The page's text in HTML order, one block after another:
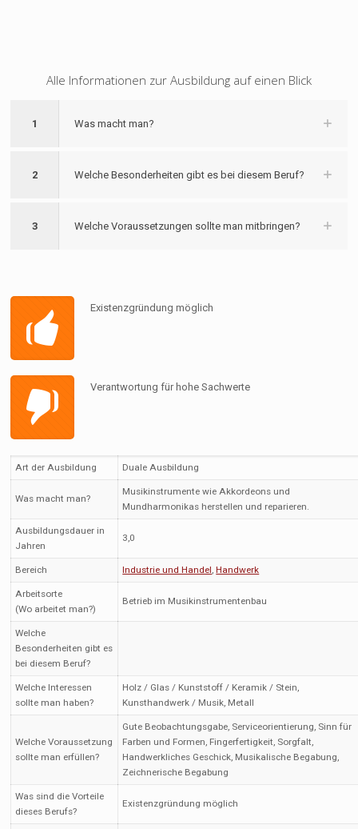
Alle Informationen zur Ausbildung auf einen Blick
1 Was macht man?
2 Welche Besonderheiten gibt es bei diesem Beruf?
3 Welche Voraussetzungen sollte man mitbringen?
Existenzgründung möglich
Verantwortung für hohe Sachwerte
Art der Ausbildung Duale Ausbildung
Was macht man?
Musikinstrumente wie Akkordeons und
Mundharmonikas herstellen und reparieren.
Ausbildungsdauer in
Jahren
3,0
Bereich Industrie und Handel,Handwerk
Arbeitsorte
(Wo arbeitet man?)
Betrieb im Musikinstrumentenbau
Welche
Besonderheiten gibt es
bei diesem Beruf?
Welche Interessen
sollte man haben?
Holz / Glas / Kunststoff / Keramik / Stein,
Kunsthandwerk / Musik, Metall
Welche Voraussetzung
sollte man erfüllen?
Gute Beobachtungsgabe, Serviceorientierung, Sinn für
Farben und Formen, Fingerfertigkeit, Sorgfalt,
Handwerkliches Geschick, Musikalische Begabung,
Zeichnerische Begabung
Was sind die Vorteile
dieses Berufs?
Existenzgründung möglich